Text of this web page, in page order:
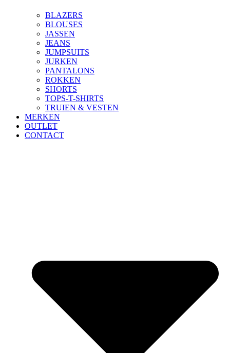
BLAZERS
BLOUSES
JASSEN
JEANS
JUMPSUITS
JURKEN
PANTALONS
ROKKEN
SHORTS
TOPS-T-SHIRTS
TRUIEN & VESTEN
MERKEN
OUTLET
CONTACT